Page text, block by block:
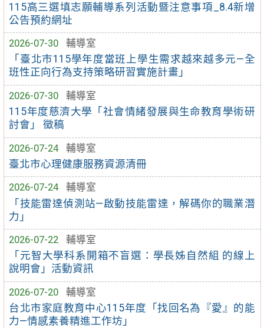
115高三選填志願輔導系列活動暨注意事項_8.4新增
公告預約網址
2026-07-30
輔導室
「臺北市115學年度當班上學生需求越來越多元—全
班性正向行為支持策略研習實施計畫」
2026-07-30
輔導室
115年度慈濟大學「社會情緒發展與生命教育學術研
討會」 徵稿
2026-07-24
輔導室
臺北市心理健康服務資源清冊
2026-07-24
輔導室
「技能雷達偵測站—啟動技能雷達，解碼你的職業潛
力」
2026-07-22
輔導室
「元智大學科系開箱不盲選：學長姊自然組 的線上
說明會」活動資訊
2026-07-20
輔導室
台北市家庭教育中心115年度「找回名為『愛』的能
力—情感素養精進工作坊」